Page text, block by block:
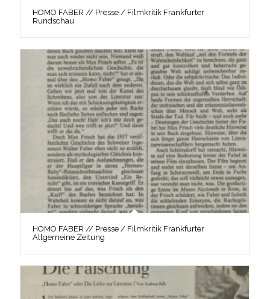
HOMO FABER // Presse / Filmkritik Frankfurter
Rundschau
HOMO FABER // Presse / Filmkritik Frankfurter
Allgemeine Zeitung